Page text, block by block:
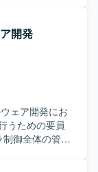
していただ
わることが
験を幅広く
ン開発となり
きます。
開発
ェア開発にお
うための要員